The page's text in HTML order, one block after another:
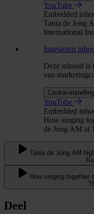
YouTube
Embedded
Tania de Jong
International
Ingesloten
Deze inhoud is
van
Cookie-
YouTube
Embedded
How singing
de Jong AM at
Tania de Jong AM
How singing together
Deel